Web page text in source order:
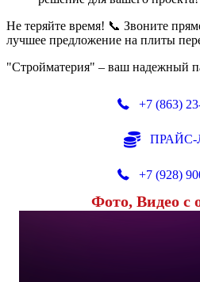
Не теряйте время! 📞 Звоните
лучшее предложение на плиты
"Стройматерия" – ваш надежный
+7 (863)
+7 (928)
Фото, Видео с